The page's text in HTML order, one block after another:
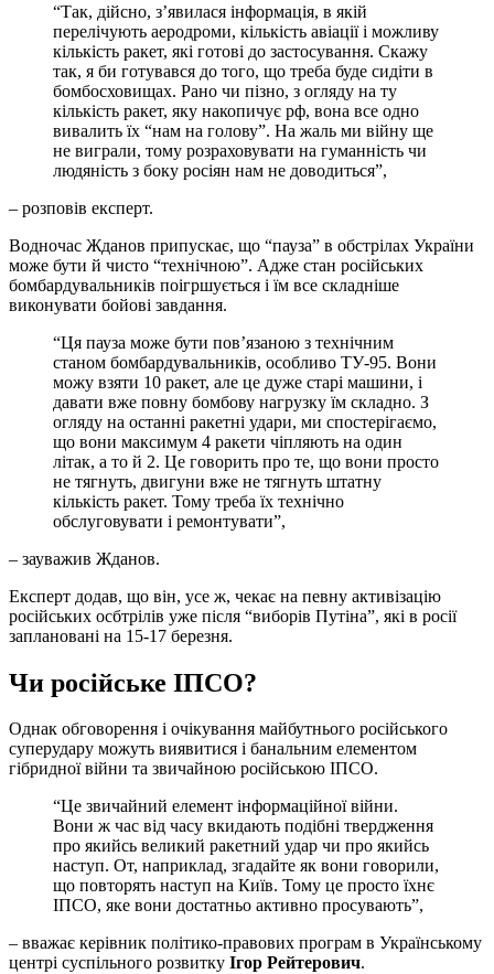
“Так, дійсно, з’явилася інформація, в якій
перелічують аеродроми, кількість авіації і можливу
кількість ракет, які готові до застосування. Скажу
так, я би готувався до того, що треба буде сидіти в
бомбосховищах. Рано чи пізно, з огляду на ту
кількість ракет, яку накопичує рф, вона все одно
вивалить їх “нам на голову”. На жаль ми війну ще
не виграли, тому розраховувати на гуманність чи
людяність з боку росіян нам не доводиться”,
– розповів експерт.
Водночас Жданов припускає, що “пауза” в обстрілах України
може бути й чисто “технічною”. Адже стан російських
бомбардувальників поігршується і їм все складніше
виконувати бойові завдання.
“Ця пауза може бути пов’язаною з технічним
станом бомбардувальників, особливо ТУ-95. Вони
можу взяти 10 ракет, але це дуже старі машини, і
давати вже повну бомбову нагрузку їм складно. З
огляду на останні ракетні удари, ми спостерігаємо,
що вони максимум 4 ракети чіпляють на один
літак, а то й 2. Це говорить про те, що вони просто
не тягнуть, двигуни вже не тягнуть штатну
кількість ракет. Тому треба їх технічно
обслуговувати і ремонтувати”,
– зауважив Жданов.
Експерт додав, що він, усе ж, чекає на певну активізацію
російських осбтрілів уже після “виборів Путіна”, які в росії
заплановані на 15-17 березня.
Чи російське ІПСО?
Однак обговорення і очікування майбутнього російського
суперудару можуть виявитися і банальним елементом
гібридної війни та звичайною російською ІПСО.
“Це звичайний елемент інформаційної війни.
Вони ж час від часу вкидають подібні твердження
про якийсь великий ракетний удар чи про якийсь
наступ. От, наприклад, згадайте як вони говорили,
що повторять наступ на Київ. Тому це просто їхнє
ІПСО, яке вони достатньо активно просувають”,
– вважає керівник політико-правових програм в Українському
центрі суспільного розвитку Ігор Рейтерович.